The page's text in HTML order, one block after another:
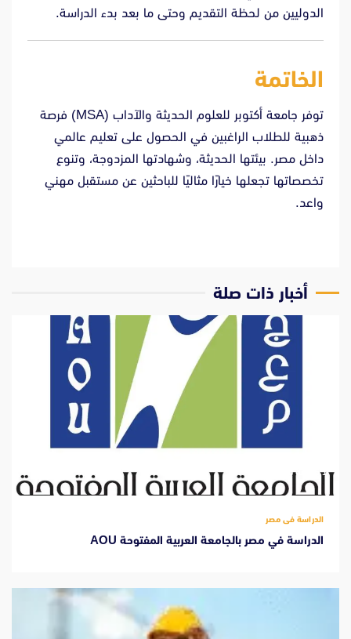
الدوليين من لحظة التقديم وحتى ما بعد بدء الدراسة.
الخاتمة
توفر جامعة أكتوبر للعلوم الحديثة والآداب (MSA) فرصة
ذهبية للطلاب الراغبين في الحصول على تعليم عالمي
داخل مصر. بيئتها الحديثة، وشهادتها المزدوجة، وتنوع
تخصصاتها تجعلها خيارًا مثاليًا للباحثين عن مستقبل مهني
واعد.
‫أخبار ذات صلة
‫1 دقيقة للقراءة
الدراسة فى مصر
الدراسة في مصر بالجامعة العربية المفتوحة AOU